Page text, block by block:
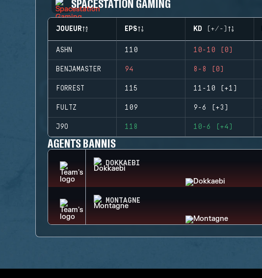
SPACESTATION GAMING
JOUEUR EPS KD (+/-)
ASHN 110 10-10 (0)
BENJAMASTER 94 8-8 (0)
FORREST 115 11-10 (+1)
FULTZ 109 9-6 (+3)
J9O 118 10-6 (+4)
AGENTS BANNIS
DOKKAEBI
MONTAGNE